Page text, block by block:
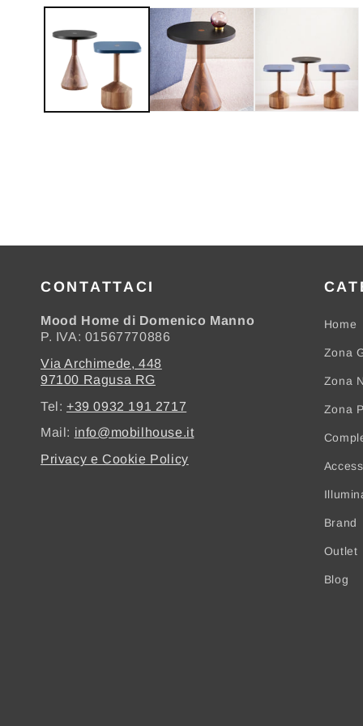
modale
CONTATTACI
Mood Home di Domenico Manno
P. IVA: 01567770886
Via Archimede, 448
97100 Ragusa RG
Tel: +39 0932 191 2717
Mail: info@mobilhouse.it
Privacy e Cookie Policy
Home
Zona
Zona
Zona
Brand
Outlet
Blog